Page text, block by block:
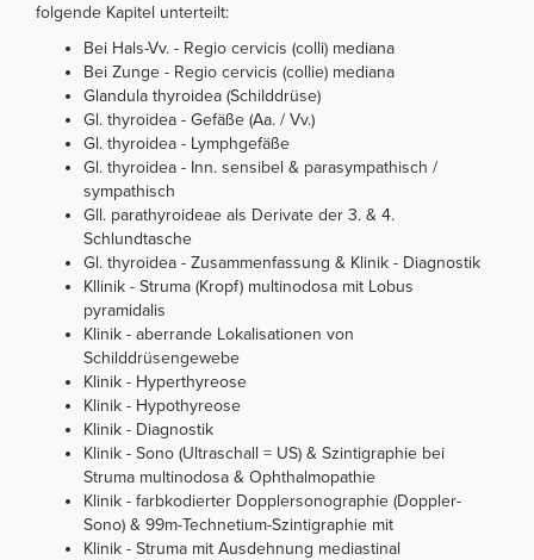
folgende Kapitel unterteilt:
Bei Hals-Vv. - Regio cervicis (colli) mediana
Bei Zunge - Regio cervicis (collie) mediana
Glandula thyroidea (Schilddrüse)
Gl. thyroidea - Gefäße (Aa. / Vv.)
Gl. thyroidea - Lymphgefäße
Gl. thyroidea - Inn. sensibel & parasympathisch /
sympathisch
Gll. parathyroideae als Derivate der 3. & 4.
Schlundtasche
Gl. thyroidea - Zusammenfassung & Klinik - Diagnostik
Kllinik - Struma (Kropf) multinodosa mit Lobus
pyramidalis
Klinik - aberrande Lokalisationen von
Schilddrüsengewebe
Klinik - Hyperthyreose
Klinik - Hypothyreose
Klinik - Diagnostik
Klinik - Sono (Ultraschall = US) & Szintigraphie bei
Struma multinodosa & Ophthalmopathie
Klinik - farbkodierter Dopplersonographie (Doppler-
Sono) & 99m-Technetium-Szintigraphie mit
Klinik - Struma mit Ausdehnung mediastinal